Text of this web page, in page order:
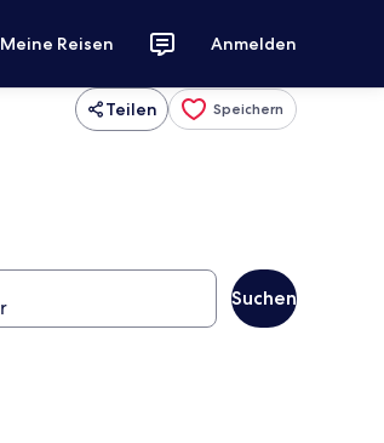
Meine Reisen Anmelden
Teilen Speichern
Suchen